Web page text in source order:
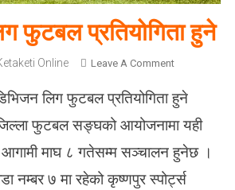
फुटबल प्रतियोगिता हुने
Online Leave A CommentO
ए
ज
न
लिग फुटबल प्रतियोगिता हुने
फुटबल सङ्घको आयोजनामा यही
माघ ८ गतेसम्म सञ्चालन हुनेछ ।
नम्बर ७ मा रहेको कृष्णपुर स्पोर्ट्स